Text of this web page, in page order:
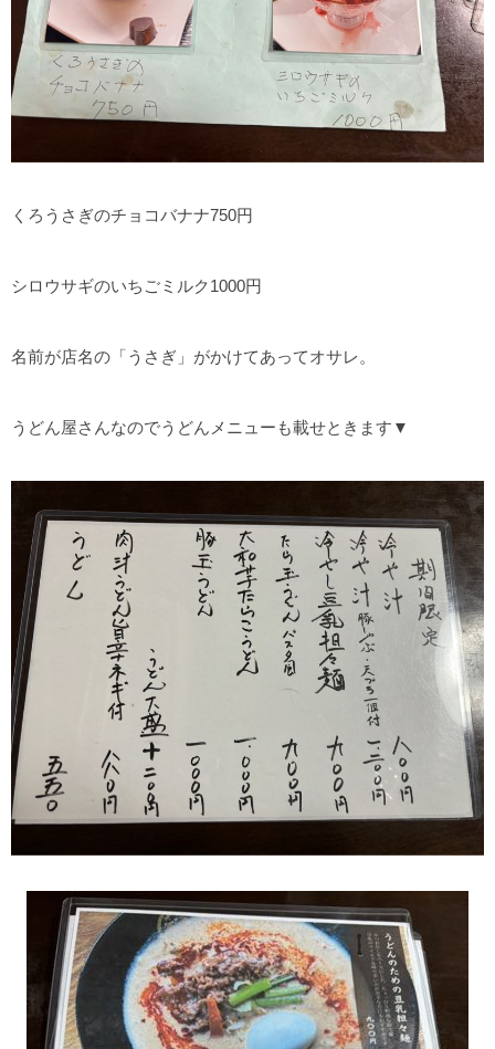
くろうさぎのチョコバナナ750円
シロウサギのいちごミルク1000円
名前が店名の「うさぎ」がかけてあってオサレ。
うどん屋さんなのでうどんメニューも載せときます▼